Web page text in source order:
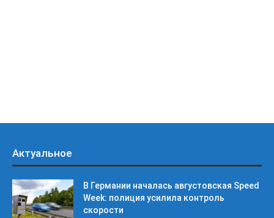
Актуальное
В Германии началась августовская Speed
Week: полиция усилила контроль
скорости